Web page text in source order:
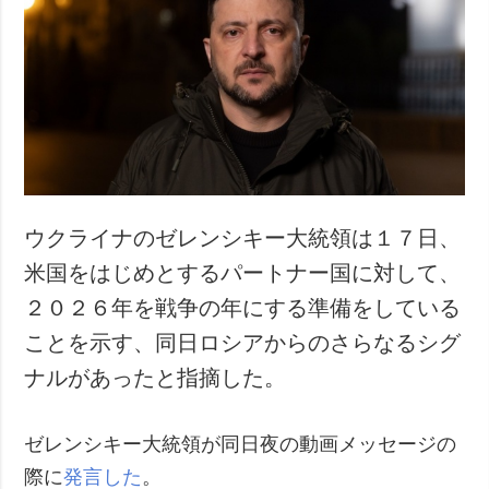
ウクライナのゼレンシキー大統領は１７日、
米国をはじめとするパートナー国に対して、
２０２６年を戦争の年にする準備をしている
ことを示す、同日ロシアからのさらなるシグ
ナルがあったと指摘した。
ゼレンシキー大統領が同日夜の動画メッセージの
際に発言した 。